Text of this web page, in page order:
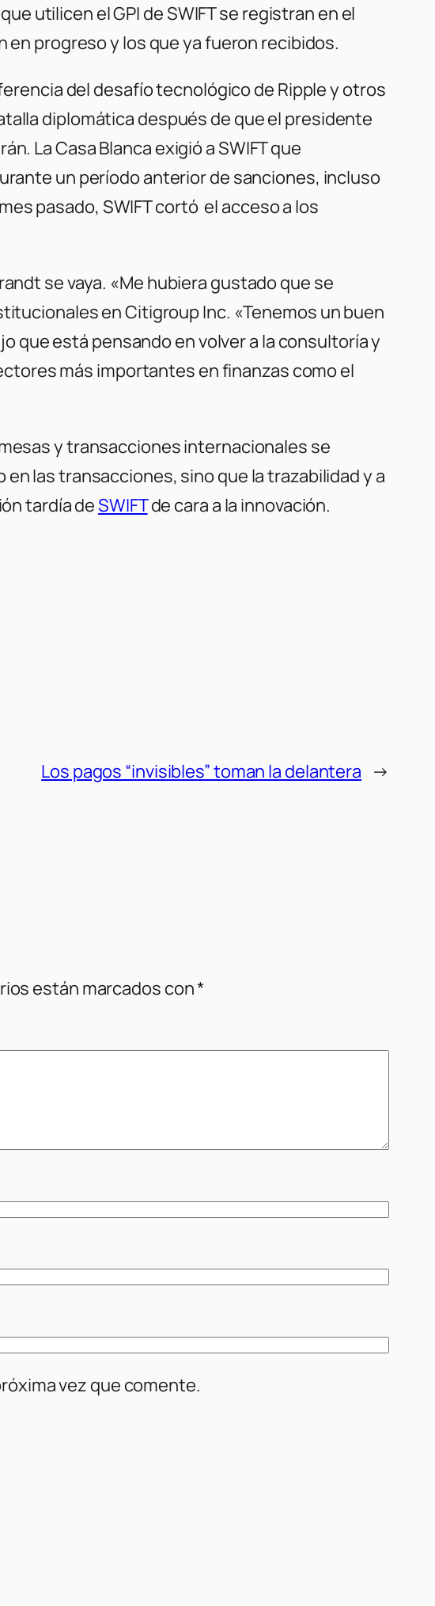
utilicen el GPI de SWIFT se registran en el
progreso y los que ya fueron recibidos.
del desafío tecnológico de Ripple y otros
diplomática después de que el presidente
La Casa Blanca exigió a SWIFT que
un período anterior de sanciones, incluso
pasado, SWIFT cortó el acceso a los
se vaya. «Me hubiera gustado que se
en Citigroup Inc. «Tenemos un buen
que está pensando en volver a la consultoría y
más importantes en finanzas como el
y transacciones internacionales se
las transacciones, sino que la trazabilidad y a
tardía de SWIFTde cara a la innovación.
Los pagos “invisibles” toman la delantera →
están marcados con*
vez que comente.